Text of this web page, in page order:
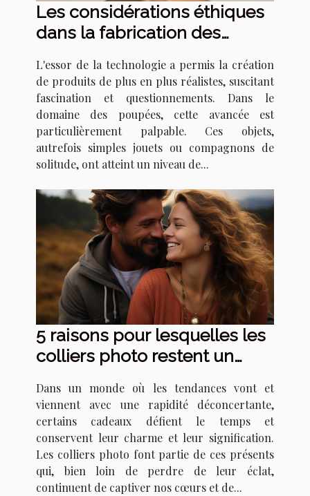
Les considérations éthiques
dans la fabrication des
L'essor de la technologie a permis la création
de produits de plus en plus réalistes, suscitant
fascination et questionnements. Dans le
domaine des poupées, cette avancée est
particulièrement palpable. Ces objets,
autrefois simples jouets ou compagnons de
solitude, ont atteint un niveau de...
5 raisons pour lesquelles les
colliers photo restent un
cadeau intemporel
Dans un monde où les tendances vont et
viennent avec une rapidité déconcertante,
certains cadeaux défient le temps et
conservent leur charme et leur signification.
Les colliers photo font partie de ces présents
qui, bien loin de perdre de leur éclat,
continuent de captiver nos cœurs et de...